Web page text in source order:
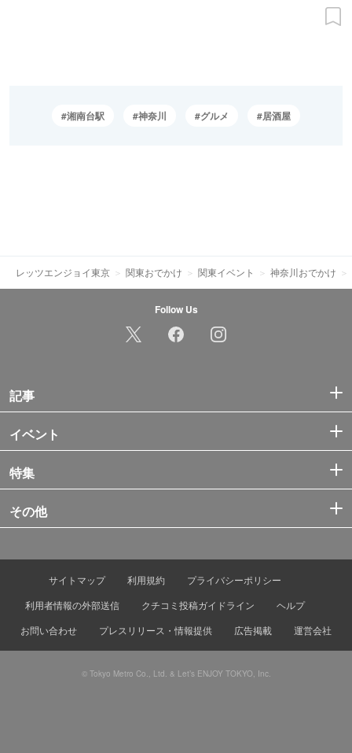
湘南台駅 神奈川 グルメ 居酒屋
レッツエンジョイ東京 関東おでかけ 関東イベント 神奈川おでかけ
Follow Us
記事
イベント
特集
その他
サイトマップ 利用規約
プライバシーポリシー
利用者情報の外部送信
クチコミ投稿ガイドライン
ヘルプ
お問い合わせ
プレスリリース・情報提供 広告掲載 運営会社
© Tokyo Metro Co., Ltd. & Let’s ENJOY TOKYO, Inc.